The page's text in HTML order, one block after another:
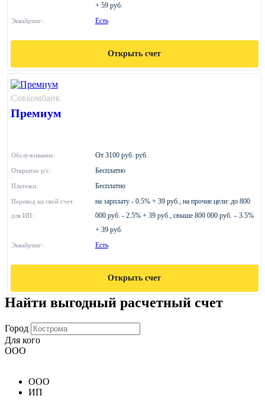
+ 59 руб.
Эквайринг: Есть
Открыть счет
Совкомбанк
Премиум
Обслуживание: От 3100 руб. руб.
Открытие р/с: Бесплатно
Платежи: Бесплатно
Перевод на свой счет
для ИП:
на зарплату - 0.5% + 39 руб., на прочие цели: до 800
000 руб. - 2.5% + 39 руб., свыше 800 000 руб. – 3.5%
+ 39 руб.
Эквайринг: Есть
Открыть счет
Найти выгодный расчетный счет
Город
Для кого
ООО
ООО
ИП